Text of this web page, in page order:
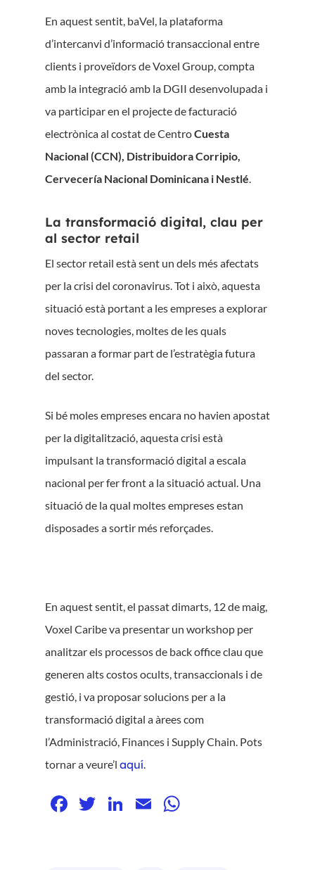
En aquest sentit, baVel, la plataforma
d’intercanvi d’informació transaccional entre
clients i proveïdors de Voxel Group, compta
amb la integració amb la DGII desenvolupada i
va participar en el projecte de facturació
electrònica al costat de CentroCuesta
Nacional (CCN), Distribuidora Corripio,
Cervecería Nacional Dominicana i Nestlé.
La transformació digital, clau per
al sector retail
El sector retail està sent un dels més afectats
per la crisi del coronavirus. Tot i això, aquesta
situació està portant a les empreses a explorar
noves tecnologies, moltes de les quals
passaran a formar part de l’estratègia futura
del sector.
Si bé moles empreses encara no havien apostat
per la digitalització, aquesta crisi està
impulsant la transformació digital a escala
nacional per fer front a la situació actual. Una
situació de la qual moltes empreses estan
disposades a sortir més reforçades.
En aquest sentit, el passat dimarts, 12 de maig,
Voxel Caribe va presentar un workshop per
analitzar els processos de back office clau que
generen alts costos ocults, transaccionals i de
gestió, i va proposar solucions per a la
transformació digital a àrees com
l’Administració, Finances i Supply Chain. Pots
tornar a veure’l aquí.
Facebook
Twitter
LinkedIn
Email